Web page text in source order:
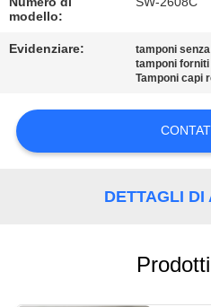
MAPPA
DEL
PRIVACY
POLICY
modello:
Evidenziare: tamponi
tamponi
Tamponi capi
DETTAGLI DI